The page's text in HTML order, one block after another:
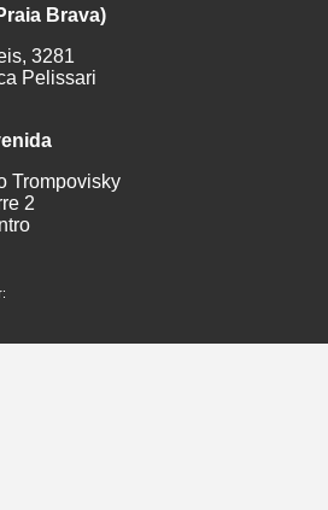
Brava)
3281
Pelissari
Trompovisky
2